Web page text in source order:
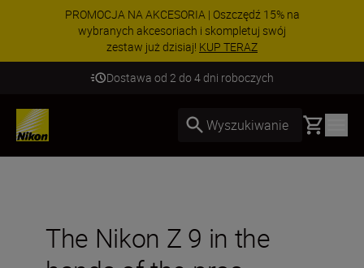
PROMOCJA NA AKCESORIA | Oszczędź 15% na
wybranych akcesoriach i skompletuj swój
zestaw już dzisiaj! KUP TERAZ
Dostawa od 2 do 4 dni roboczych
Wyszukiwanie Basket
The Nikon Z 9 in the